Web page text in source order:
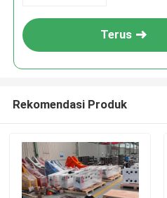
Terus
Rekomendasi Produk